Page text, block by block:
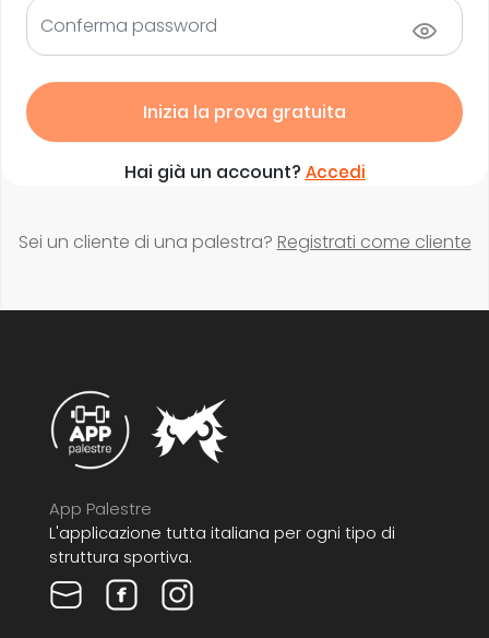
Inizia la prova gratuita
Hai già un account? Accedi
Sei un cliente di una palestra? Registrati come cliente
App Palestre
L'applicazione tutta italiana per ogni tipo di
struttura sportiva.